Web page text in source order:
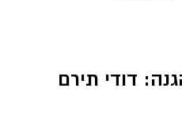
דודי תירם